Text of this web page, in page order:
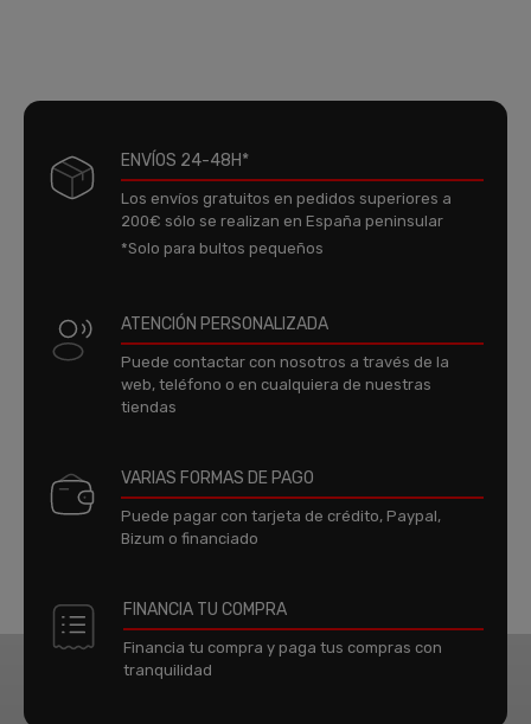
ENVÍOS 24-48H*
Los envíos gratuitos en pedidos superiores a
200€ sólo se realizan en España peninsular
*Solo para bultos pequeños
ATENCIÓN PERSONALIZADA
Puede contactar con nosotros a través de la
web, teléfono o en cualquiera de nuestras
tiendas
VARIAS FORMAS DE PAGO
Puede pagar con tarjeta de crédito, Paypal,
Bizum o financiado
FINANCIA TU COMPRA
Financia tu compra y paga tus compras con
tranquilidad